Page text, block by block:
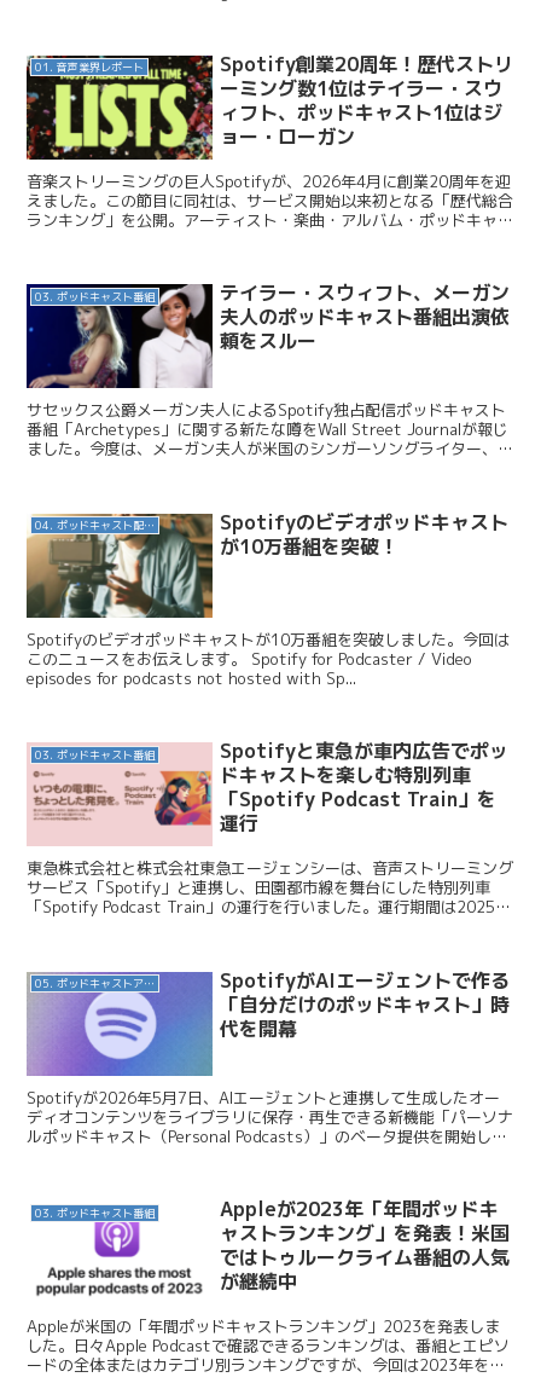
01. 音声業界レポート
Spotify創業20周年！歴代ストリ
ーミング数1位はテイラー・スウ
ィフト、ポッドキャスト1位はジ
ョー・ローガン
音楽ストリーミングの巨人Spotifyが、2026年4月に創業20周年を迎
えました。この節目に同社は、サービス開始以来初となる「歴代総合
ランキング」を公開。アーティスト・楽曲・アルバム・ポッドキャス
03. ポッドキャスト番組
テイラー・スウィフト、メーガン
夫人のポッドキャスト番組出演依
頼をスルー
サセックス公爵メーガン夫人によるSpotify独占配信ポッドキャスト
番組「Archetypes」に関する新たな噂をWall Street Journalが報じ
ました。今度は、メーガン夫人が米国のシンガーソングライター、テ
04. ポッドキャスト配信・制作等
Spotifyのビデオポッドキャスト
が10万番組を突破！
Spotifyのビデオポッドキャストが10万番組を突破しました。今回は
このニュースをお伝えします。 Spotify for Podcaster / Video
episodes for podcasts not hosted with Sp...
03. ポッドキャスト番組
Spotifyと東急が車内広告でポッ
ドキャストを楽しむ特別列車
「Spotify Podcast Train」を
運行
東急株式会社と株式会社東急エージェンシーは、音声ストリーミング
サービス「Spotify」と連携し、田園都市線を舞台にした特別列車
「Spotify Podcast Train」の運行を行いました。運行期間は2025年
05. ポッドキャストアプリ
SpotifyがAIエージェントで作る
「自分だけのポッドキャスト」時
代を開幕
Spotifyが2026年5月7日、AIエージェントと連携して生成したオー
ディオコンテンツをライブラリに保存・再生できる新機能「パーソナ
ルポッドキャスト（Personal Podcasts）」のベータ提供を開始しま
03. ポッドキャスト番組
Appleが2023年「年間ポッドキ
ャストランキング」を発表！米国
ではトゥルークライム番組の人気
が継続中
Appleが米国の「年間ポッドキャストランキング」2023を発表しま
した。日々Apple Podcastで確認できるランキングは、番組とエピソ
ードの全体またはカテゴリ別ランキングですが、今回は2023年を通